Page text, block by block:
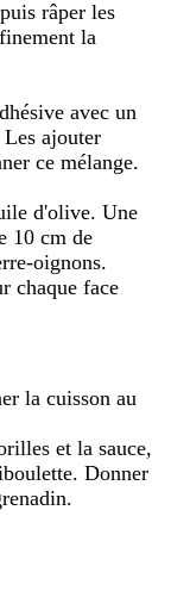
râper les
la
avec un
ajouter
ce mélange.
d'olive. Une
10 cm de
oignons.
chaque face
la cuisson au
et la sauce,
Donner